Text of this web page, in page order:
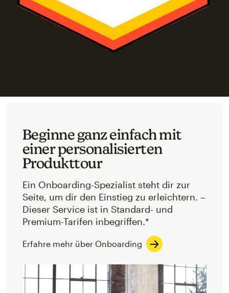
Beginne ganz einfach mit
einer personalisierten
Produkttour
Ein Onboarding-Spezialist steht dir zur
Seite, um dir den Einstieg zu erleichtern. –
Dieser Service ist in Standard- und
Premium-Tarifen inbegriffen.*
Erfahre mehr über Onboarding